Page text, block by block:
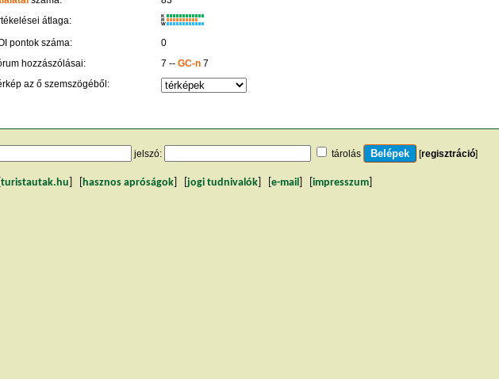
átlaga:
K
R
W
pontok száma:
0
hozzászólásai:
7 -- GC-n7
az ő szemszögéből:
jelszó: tárolás [regisztráció]
turistautak.hu hasznos apróságok jogi tudnivalók e-mail impresszum